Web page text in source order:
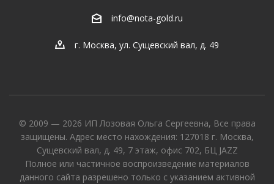
info@nota-gold.ru
г. Москва, ул. Сущевский вал, д. 49
© 2009 — 2026 ИП Лозовая Ольга Сергеевна, Все права
защищены. Адрес место нахождения: 127018 г. Москва,
Сущевский вал, д. 49, 7 этаж, офис 702, БЦ JAZZ
Полное или частичное воспроизведение материалов
данного сайта разрешено только с указанием активной